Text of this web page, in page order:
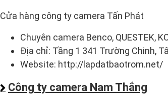
Cửa hàng công ty camera Tấn Phát
Chuyên camera Benco, QUESTEK,
Địa chỉ: Tầng 1 341 Trường Chinh,
Website: http://lapdatbaotrom.net/
Công ty camera Nam Thắng